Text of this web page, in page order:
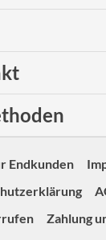
Endkunden
Zahlung